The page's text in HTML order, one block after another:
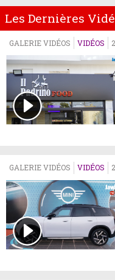
Les Dernières
GALERIE VIDÉOS VIDÉOS
GALERIE VIDÉOS VIDÉOS